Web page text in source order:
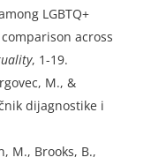
LGBTQ+
across
, 1-19.
M., &
dijagnostike i
M., Brooks, B.,